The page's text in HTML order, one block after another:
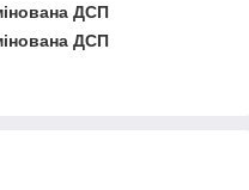
ДСП
ДСП